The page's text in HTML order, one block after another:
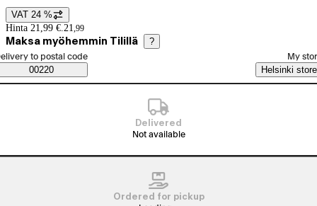
Price details
VAT 24 %
Hinta 21,99 €. 21 ,99
Maksa myöhemmin Tilillä ?
Saatavuustiedot
order method
to postal code
00220
My
Helsinki store
Delivered
Not available
Ordered for pickup